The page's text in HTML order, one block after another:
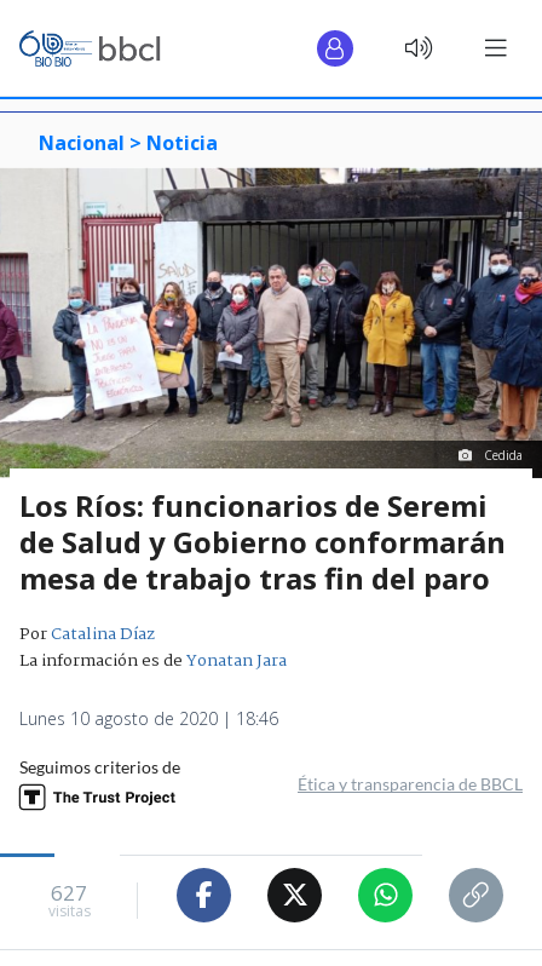
Nacional > Noticia
Cedida
Los Ríos: funcionarios de Seremi
de Salud y Gobierno conformarán
mesa de trabajo tras fin del paro
PorCatalina Díaz
La información es deYonatan Jara
Lunes 10 agosto de 2020 | 18:46
Seguimos criterios de
Ética y transparencia de BBCL
627
visitas